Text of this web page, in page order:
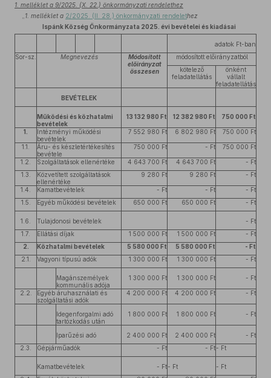
1. melléklet a 9/2025. (X. 22.) önkormányzati rendelethez
1. melléklet a 2/2025. (II. 28.) önkormányzati rendelethez
Ispánk Község Önkormányzata 2025. évi bevételei és kiadásai
adatok Ft-ban
Sor-sz.
Megnevezés
Módosított
előirányzat
összesen
módosított előirányzatból
kötelező
feladatellátás
önként
vállalt
feladatellátás
BEVÉTELEK
Működési és közhatalmi
bevételek
13 132 980 Ft 12 382 980 Ft 750 000 Ft
1.
Intézményi működési
bevételek
7 552 980 Ft 6 802 980 Ft 750 000 Ft
1.1.
Áru- és készletértékesítés
bevétele
750 000 Ft - Ft 750 000 Ft
1.2. Szolgáltatások ellenértéke 4 643 700 Ft 4 643 700 Ft
- Ft
1.3.
Közvetített szolgáltatások
ellenértéke
9 280 Ft 9 280 Ft - Ft
1.4. Kamatbevételek - Ft - Ft
- Ft
1.5.
Egyéb működési bevételek 650 000 Ft 650 000 Ft - Ft
1.6. Tulajdonosi bevételek
- Ft
1.7.
Ellátási díjak 1 500 000 Ft 1 500 000 Ft
- Ft
2.
Közhatalmi bevételek 5 580 000 Ft 5 580 000 Ft
- Ft
2.1.
Vagyoni típusú adók 1 300 000 Ft 1 300 000 Ft - Ft
Magánszemélyek
kommunális adója
1 300 000 Ft 1 300 000 Ft - Ft
2.2.
Egyéb áruhasználati és
szolgáltatási adók
4 200 000 Ft 4 200 000 Ft - Ft
Idegenforgalmi adó
tartózkodás után
1 800 000 Ft 1 800 000 Ft - Ft
Iparűzési adó 2 400 000 Ft 2 400 000 Ft
- Ft
2.3.
Gépjárműadók - Ft - Ft- Ft
Kamatbevételek - Ft- Ft
- Ft